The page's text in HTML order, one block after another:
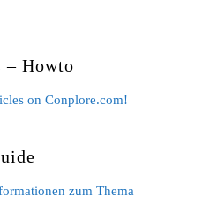
– Howto
on Conplore.com!
zum Thema